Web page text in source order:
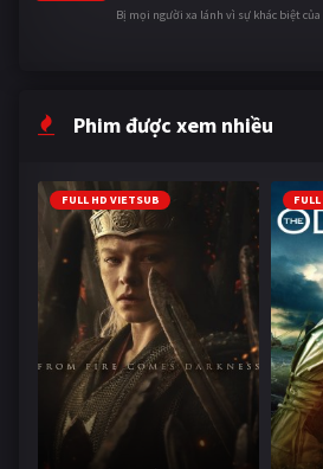
Bị mọi người xa lánh vì sự khác biệt
Phim được xem nhiều
FULL HD VIETSUB